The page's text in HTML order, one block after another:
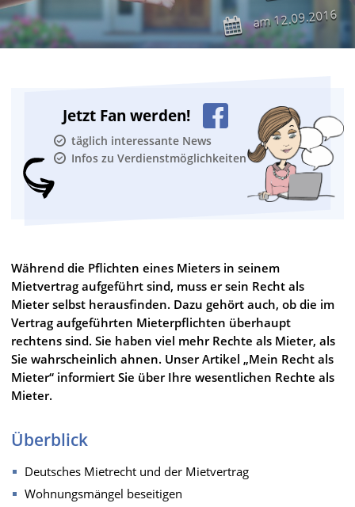
am12.09.2016
Jetzt Fan werden!
täglich interessante News
Infos zu Verdienstmöglichkeiten
Während die Pflichten eines Mieters in seinem
Mietvertrag aufgeführt sind, muss er sein Recht als
Mieter selbst herausfinden. Dazu gehört auch, ob die im
Vertrag aufgeführten Mieterpflichten überhaupt
rechtens sind. Sie haben viel mehr Rechte als Mieter, als
Sie wahrscheinlich ahnen. Unser Artikel „Mein Recht als
Mieter“ informiert Sie über Ihre wesentlichen Rechte als
Mieter.
Überblick
Deutsches Mietrecht und der Mietvertrag
Wohnungsmängel beseitigen